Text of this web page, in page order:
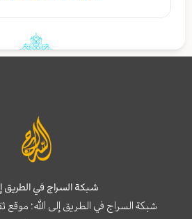
شبكة السراج في الطريق
شبكة السراج في الطريق إلى الله؛ موقع